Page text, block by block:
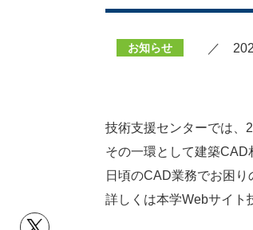
お知らせ ／
技術支援センターでは、
その一環として建築CAD
日頃のCAD業務でお困り
詳しくは本学Webサイト